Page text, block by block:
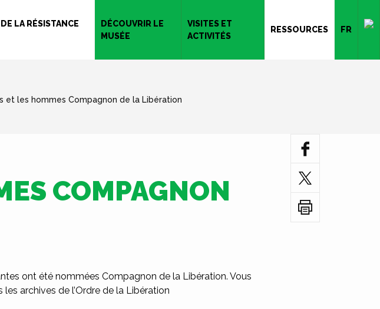
LA RÉSISTANCE
DÉCOUVRIR LE
MUSÉE
VISITES ET
ACTIVITÉS
RESSOURCES FR
et les hommes Compagnon de la Libération
COMPAGNON
ont été nommées Compagnon de la Libération. Vous
archives de l’Ordre de la Libération